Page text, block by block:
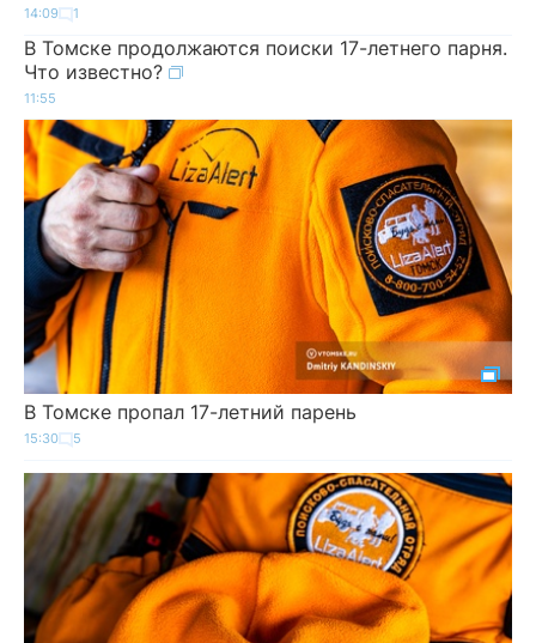
14:09 1
В Томске продолжаются поиски 17-летнего парня.
Что известно?
11:55
В Томске пропал 17-летний парень
15:30 5